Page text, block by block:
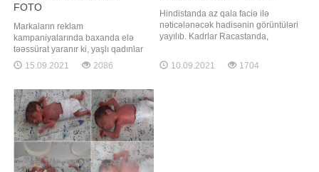
FOTO
Markaların reklam
kampaniyalarında baxanda elə
təəssürat yaranır ki, yaşlı qadınlar
bazardan kənarlaşdırılıb və bu
dünyada onlara yer yoxdur. Uzun
dünyasında yaş kriteriyaları və
gənclik kultu hökm sürürdü. Sosial
şəbəkələrin yaranması ilə
xoşbəxtlikdən standartlar dəyişməy
15.09.2021 2086
Hindistanda az qala faciə ilə
nəticələnəcək hadisənin görüntüləri
yayılıb. Kadrlar Racastanda,
a istinadən xəbər verir ki, videodan
göründüyü kimi, kobra ilanı yerdə
10.09.2021 1704